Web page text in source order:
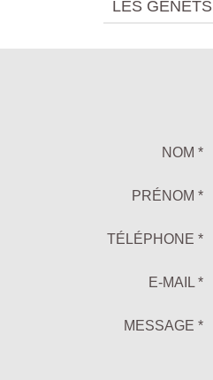
LES GENÊTS
NOM *
PRÉNOM *
TÉLÉPHONE *
E-MAIL *
MESSAGE *